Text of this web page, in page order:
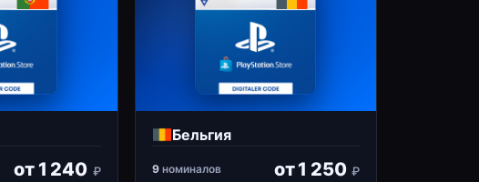
от 1 240 ₽
Бельгия
9номиналов от1 250 ₽